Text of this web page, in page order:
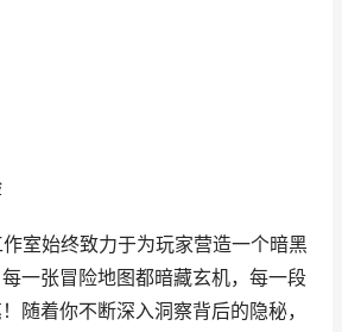
室始终致力于为玩家营造一个暗黑
一张冒险地图都暗藏玄机，每一段
随着你不断深入洞察背后的隐秘，